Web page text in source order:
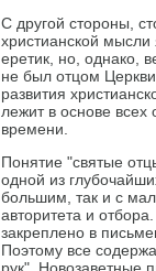
С другой стороны,
христианской
еретик, но, однако,
не был отцом
развития
лежит в основе всех
времени.
Понятие "святые
одной из
большим, так и с
авторитета и
закреплено в
Поэтому все